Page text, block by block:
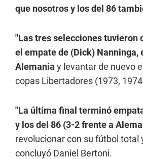
que nosotros y los del 86
"Las tres selecciones
el empate de (Dick)
Alemania y levantar de nuevo
copas Libertadores (1973,
"La última final terminó
y los del 86 (3-2 frente a
revolucionar con su fútbol total
concluyó Daniel Bertoni.